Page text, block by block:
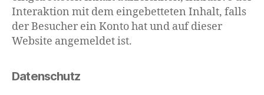
Interaktion mit dem eingebetteten Inhalt, falls
der Besucher ein Konto hat und auf dieser
Website angemeldet ist.
Datenschutz